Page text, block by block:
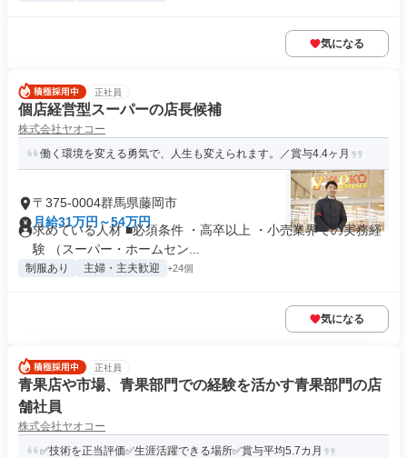
気になる
正社員
個店経営型スーパーの店長候補
株式会社ヤオコー
働く環境を変える勇気で、人生も変えられます。／賞与4.4ヶ月
〒375-0004群馬県藤岡市
月給31万円～54万円
求めている人材 ■必須条件 ・高卒以上 ・小売業界での実務経
験 （スーパー・ホームセン...
制服あり 主婦・主夫歓迎 +24個
気になる
正社員
青果店や市場、青果部門での経験を活かす青果部門の店
舗社員
株式会社ヤオコー
✅技術を正当評価✅生涯活躍できる場所✅賞与平均5.7カ月